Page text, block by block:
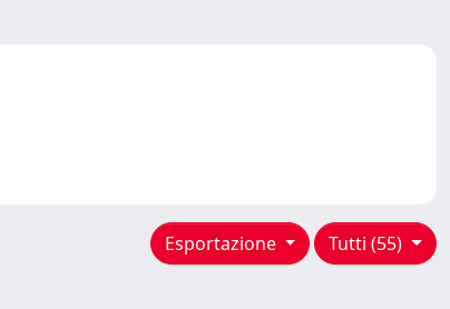
Tutti (55)
Esportazione